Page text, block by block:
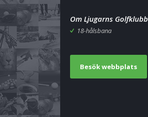
Om Ljugarns Golfklubb
18-hålsbana
Besök webbplats